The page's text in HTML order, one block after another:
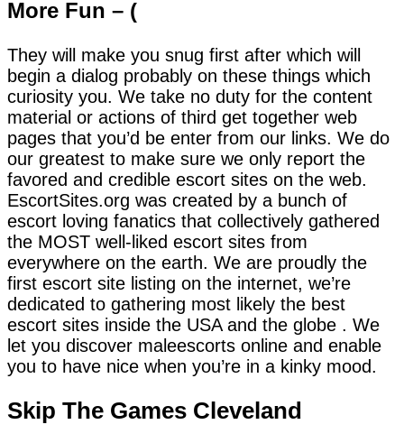
More Fun – (
They will make you snug first after which will
begin a dialog probably on these things which
curiosity you. We take no duty for the content
material or actions of third get together web
pages that you’d be enter from our links. We do
our greatest to make sure we only report the
favored and credible escort sites on the web.
EscortSites.org was created by a bunch of
escort loving fanatics that collectively gathered
the MOST well-liked escort sites from
everywhere on the earth. We are proudly the
first escort site listing on the internet, we’re
dedicated to gathering most likely the best
escort sites inside the USA and the globe . We
let you discover maleescorts online and enable
you to have nice when you’re in a kinky mood.
Skip The Games Cleveland